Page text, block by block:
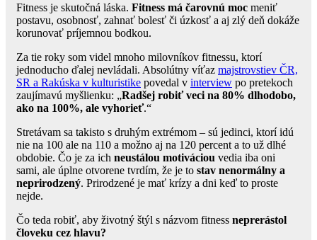
Fitness je skutočná láska. Fitness má čarovnú moc meniť
postavu, osobnosť, zahnať bolesť či úzkosť a aj zlý deň dokáže
korunovať príjemnou bodkou.
Za tie roky som videl mnoho milovníkov fitnessu, ktorí
jednoducho ďalej nevládali. Absolútny víťaz majstrovstiev ČR,
SR a Rakúska v kulturistike povedal v interview po pretekoch
zaujímavú myšlienku: „Radšej robiť veci na 80% dlhodobo,
ako na 100%, ale vyhorieť.“
Stretávam sa takisto s druhým extrémom – sú jedinci, ktorí idú
nie na 100 ale na 110 a možno aj na 120 percent a to už dlhé
obdobie. Čo je za ich neustálou motiváciou vedia iba oni
sami, ale úplne otvorene tvrdím, že je to stav nenormálny a
neprirodzený. Prirodzené je mať krízy a dni keď to proste
nejde.
Čo teda robiť, aby životný štýl s názvom fitness neprerástol
človeku cez hlavu?